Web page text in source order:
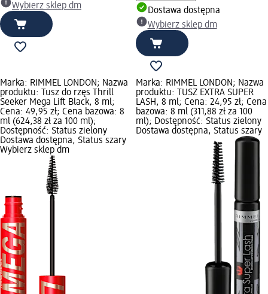
Wybierz sklep dm
Dostawa dostępna
Wybierz sklep dm
Marka: RIMMEL LONDON; Nazwa
produktu: Tusz do rzęs Thrill
Seeker Mega Lift Black, 8 ml;
Cena: 49,95 zł; Cena bazowa: 8
ml (624,38 zł za 100 ml);
Dostępność: Status zielony
Dostawa dostępna, Status szary
Wybierz sklep dm
Marka: RIMMEL LONDON; Nazwa
produktu: TUSZ EXTRA SUPER
LASH, 8 ml; Cena: 24,95 zł; Cena
bazowa: 8 ml (311,88 zł za 100
ml); Dostępność: Status zielony
Dostawa dostępna, Status szary